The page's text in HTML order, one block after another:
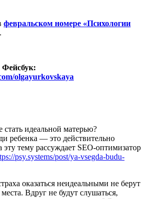
февральском номере «Психологии
.
olgayurkovskaya
идеальной матерью?
ребенка — это действительно
тему рассуждает SEO-оптимизатор
psy.systems/post/ya-vsegda-budu-
оказаться неидеальными не берут
Вдруг не будут слушаться,